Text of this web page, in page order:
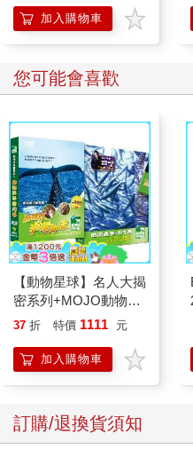
是當時最強盛、人口最多的都
而已，但是這三座都市都位於
這裡，貿易商會帶來各種貨物
如，毛羅修士的地圖上就畫出
澳洲大致的輪廓；布勞的地圖
威尼斯、安特衛普和阿姆斯
融家、金融交易所和銀行機構
最新訊息，在商業競爭中搶得
錢財和人才作為養分，再加上
藝術家得到暢所欲言的環境，
例來說，安特衛普既是港都，
特柳斯能夠輕易募集資金，蒐
卡托（Gerardus Mercator）發
特．杜勒（Albrecht Dürer）
the Elder）等藝術家身上汲取
我們可以在1720 年荷蘭出
有一張虛構島嶼的地圖，島嶼
（crazy head，見第4 頁）。
（Quinqempoix）的小墨點。
的37個科學方法
加入購物車
您可能會喜歡
【動物星球】名人大揭
密系列+MOJO動物模
型 優惠組合套餐
37 折 特價 1111 元
加入購物車
訂購/退換貨須知